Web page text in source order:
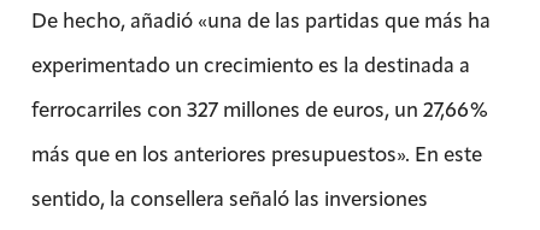
De hecho, añadió «una de las partidas que más ha
experimentado un crecimiento es la destinada a
ferrocarriles con 327 millones de euros, un 27,66%
más que en los anteriores presupuestos». En este
sentido, la consellera señaló las inversiones